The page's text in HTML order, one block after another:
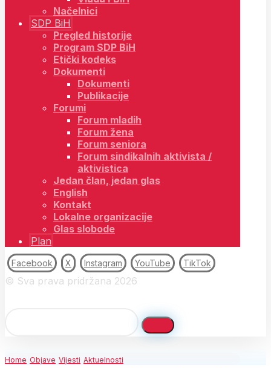
Načelnici
SDP BiH
Pregled historije
Program SDP BiH
Etički kodeks
Dokumenti
Dokumenti
Publikacije
Forumi
Forum mladih
Forum žena
Forum seniora
Forum sindikalnih aktivista /
aktivistica
Jedan član, jedan glas
English
Kontakt
Lokalne organizacije
Glas slobode
Plan
Facebook X Instagram YouTube TikTok
© Sva prava pridržana 2026
Home Objave Vijesti Aktuelnosti